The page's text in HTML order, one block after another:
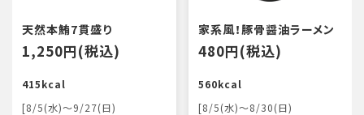
天然本鮪7貫盛り
1,250円(税込)
415kcal
[8/5(水)～9/27(日)
家系風！豚骨醤油ラーメン
480円(税込)
560kcal
[8/5(水)～8/30(日)